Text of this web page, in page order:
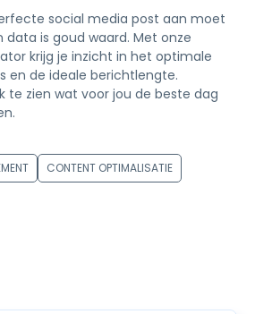
social media post aan moet
data is goud waard. Met onze
krijg je inzicht in het optimale
en de ideale berichtlengte.
te zien wat voor jou de beste dag
CONTENT OPTIMALISATIE